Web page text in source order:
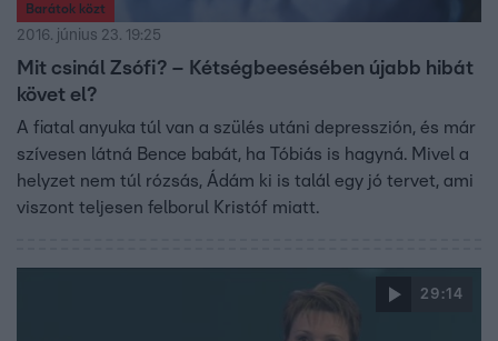
Barátok közt
2016. június 23. 19:25
Mit csinál Zsófi? – Kétségbeesésében újabb hibát
követ el?
A fiatal anyuka túl van a szülés utáni depresszión, és már
szívesen látná Bence babát, ha Tóbiás is hagyná. Mivel a
helyzet nem túl rózsás, Ádám ki is talál egy jó tervet, ami
viszont teljesen felborul Kristóf miatt.
29:14